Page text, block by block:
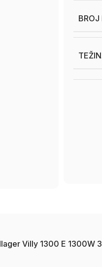
BROJ
Villy 1300 E 1300W